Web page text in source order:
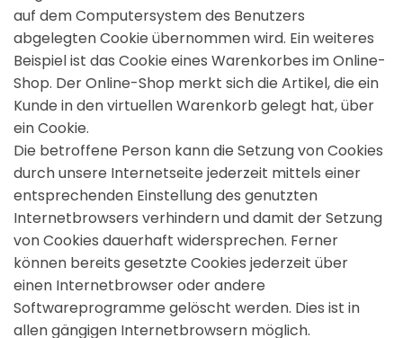
auf dem Computersystem des Benutzers
abgelegten Cookie übernommen wird. Ein weiteres
Beispiel ist das Cookie eines Warenkorbes im Online-
Shop. Der Online-Shop merkt sich die Artikel, die ein
Kunde in den virtuellen Warenkorb gelegt hat, über
ein Cookie.
Die betroffene Person kann die Setzung von Cookies
durch unsere Internetseite jederzeit mittels einer
entsprechenden Einstellung des genutzten
Internetbrowsers verhindern und damit der Setzung
von Cookies dauerhaft widersprechen. Ferner
können bereits gesetzte Cookies jederzeit über
einen Internetbrowser oder andere
Softwareprogramme gelöscht werden. Dies ist in
allen gängigen Internetbrowsern möglich.